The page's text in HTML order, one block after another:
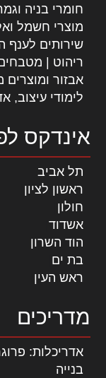
חומרי בניה
מוצרי חשמל
שירותים לענף
ריהוט |
אבזור ומוצרים
לימודי עיצוב,
אינדקס
תל אביב
ראשון לציון
חולון
אשדוד
הוד השרון
בת ים
ראש העין
מדריכים
אדריכלות:
בנייה